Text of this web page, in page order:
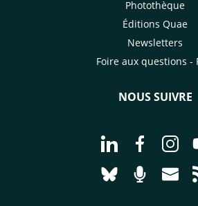
Photothèque
Éditions Quae
Newsletters
Foire aux questions -
NOUS SUIVRE
Aller à la page
Aller à
Aller à la page
Aller à